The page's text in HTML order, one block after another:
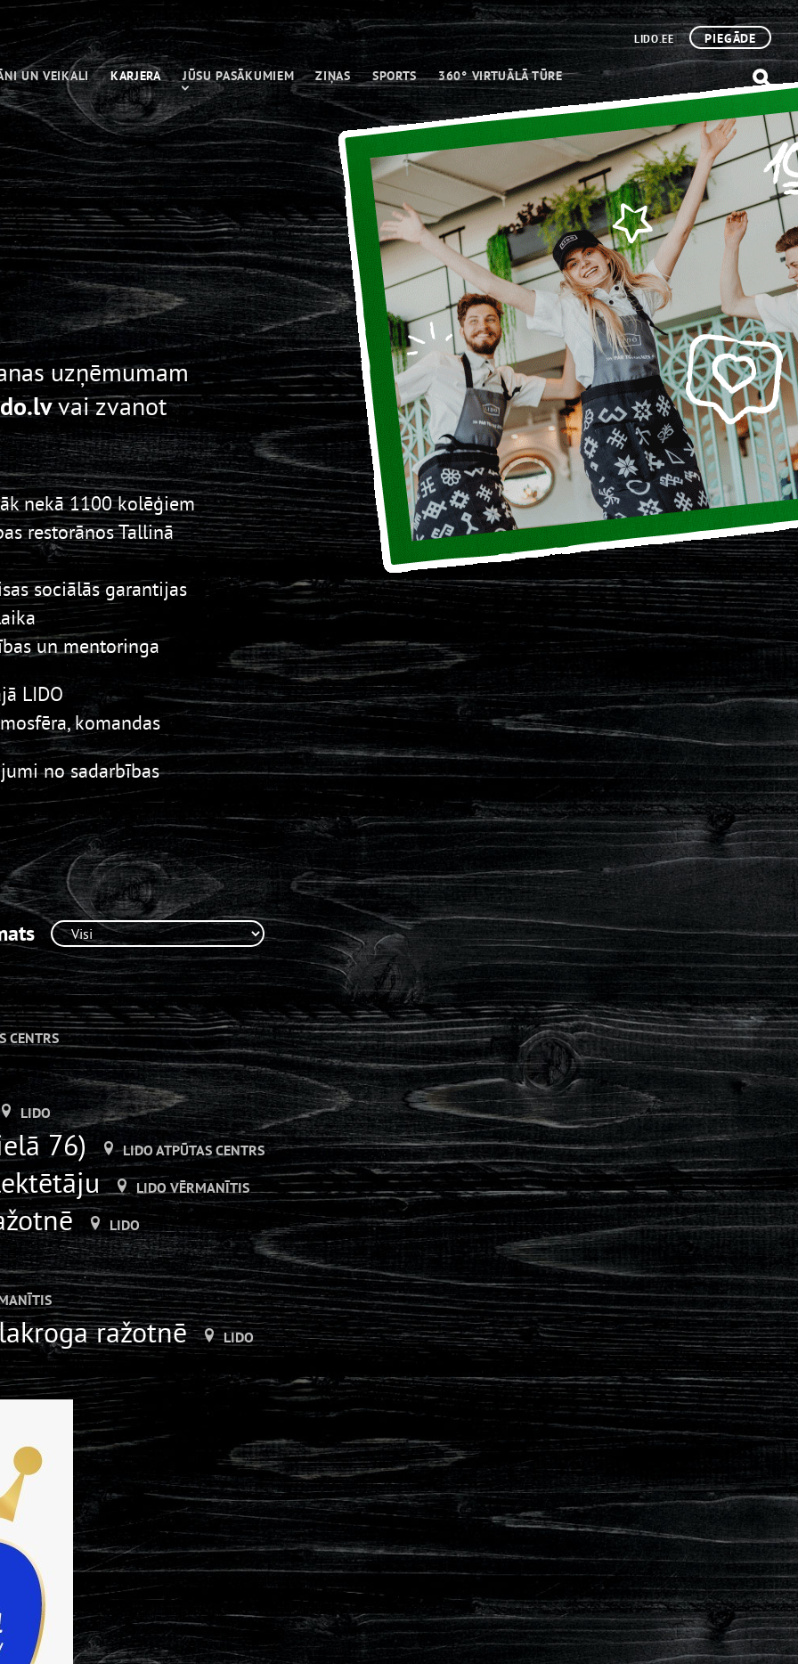
UN VEIKALI KARJERA JŪSU PASĀKUMIEM ZIŅAS SPORTS 360° VIRTUĀLĀ TŪRE
LIDO.EE PIEGĀDE
uzņēmumam
vai zvanot
nekā 1100 kolēģiem
restorānos Tallinā
sociālās garantijas
un mentoringa
LIDO
komandas
no sadarbības
CENTRS
LIDO
76) LIDO ATPŪTAS CENTRS
LIDO VĒRMANĪTIS
LIDO
ražotnē LIDO
LIDO DZIRNAVAS
Silakroga ražotnē LIDO
salmiņu cepēju LIDO ATPŪTAS CENTRS